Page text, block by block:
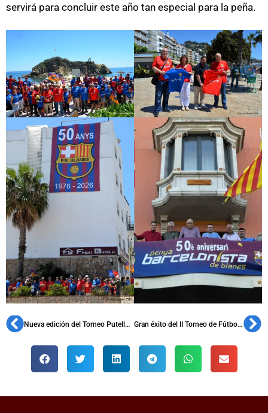
servirá para concluir este año tan especial para la peña.
Nueva edición del Torneo Putellas-Cruyff de la PB Gent Barcelonista de Bogotá Gran éxito del II Torneo de Fútbol 7 de la PB Iznájar